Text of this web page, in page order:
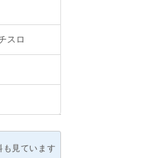
スロ
も見ています